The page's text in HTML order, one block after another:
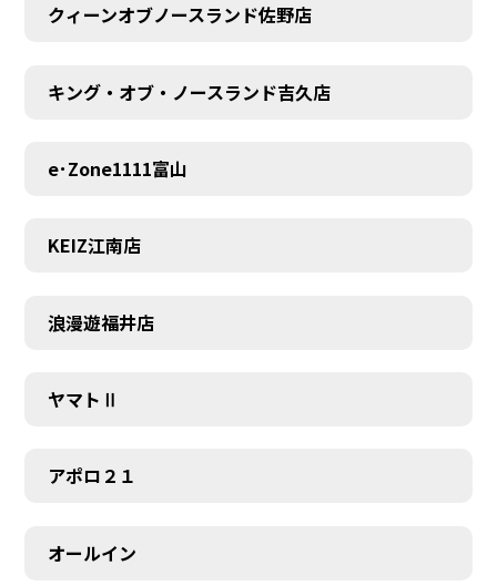
クィーンオブノースランド佐野店
キング・オブ・ノースランド吉久店
e･Zone1111富山
KEIZ江南店
浪漫遊福井店
ヤマトⅡ
アポロ２１
オールイン